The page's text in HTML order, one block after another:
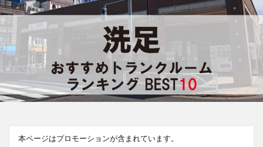
本ページはプロモーションが含まれています。